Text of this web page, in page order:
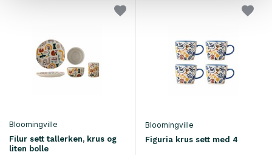
Bloomingville
Filur sett tallerken, krus og
liten bolle
Bloomingville
Figuria krus sett med 4